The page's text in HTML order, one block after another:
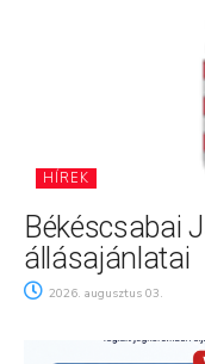
HÍREK
Békéscsabai
állásajánlatai
2026. augusztus 03.